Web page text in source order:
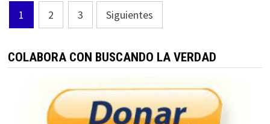
Paginación
de
entradas
1 2 3 Siguientes
COLABORA CON BUSCANDO LA VERDAD